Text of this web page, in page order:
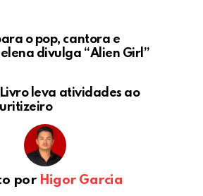
o pop, cantora e
divulga “Alien Girl”
leva atividades ao
por Higor Garcia